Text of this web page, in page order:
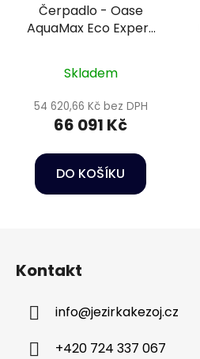
Čerpadlo - Oase
AquaMax Eco Expert
Skladem
54 620,66 Kč bez DPH
66 091 Kč
DO KOŠÍKU
Kontakt
info@jezirkakezoj.cz
+420 724 337 067